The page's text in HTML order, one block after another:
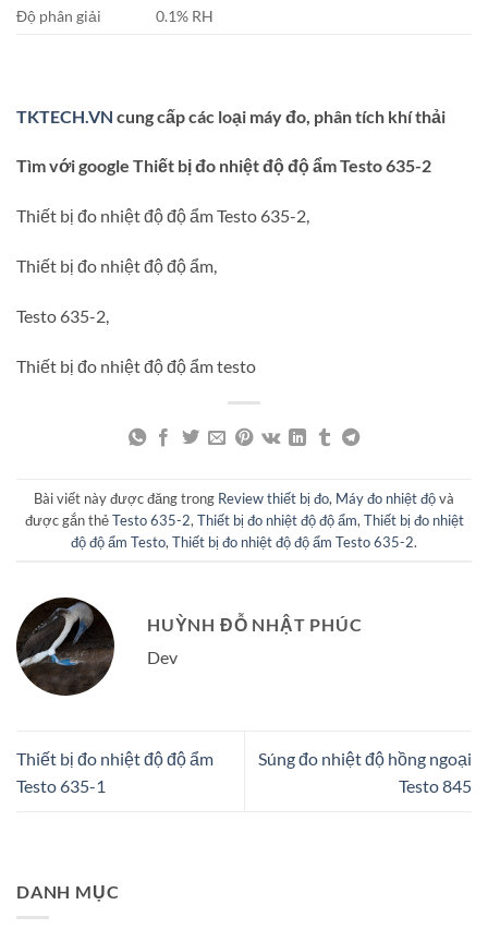
Độ phân giải 0.1% RH
TKTECH.VN cung cấp các loại máy đo, phân tích khí thải
Tìm với google Thiết bị đo nhiệt độ độ ẩm Testo 635-2
Thiết bị đo nhiệt độ độ ẩm Testo 635-2,
Thiết bị đo nhiệt độ độ ẩm,
Testo 635-2,
Thiết bị đo nhiệt độ độ ẩm testo
Bài viết này được đăng trong Review thiết bị đo, Máy đo nhiệt độvà
được gắn thẻTesto 635-2, Thiết bị đo nhiệt độ độ ẩm, Thiết bị đo nhiệt
độ độ ẩm Testo, Thiết bị đo nhiệt độ độ ẩm Testo 635-2.
HUỲNH ĐỖ NHẬT PHÚC
Dev
Thiết bị đo nhiệt độ độ ẩm
Testo 635-1
Súng đo nhiệt độ hồng ngoại
Testo 845
DANH MỤC